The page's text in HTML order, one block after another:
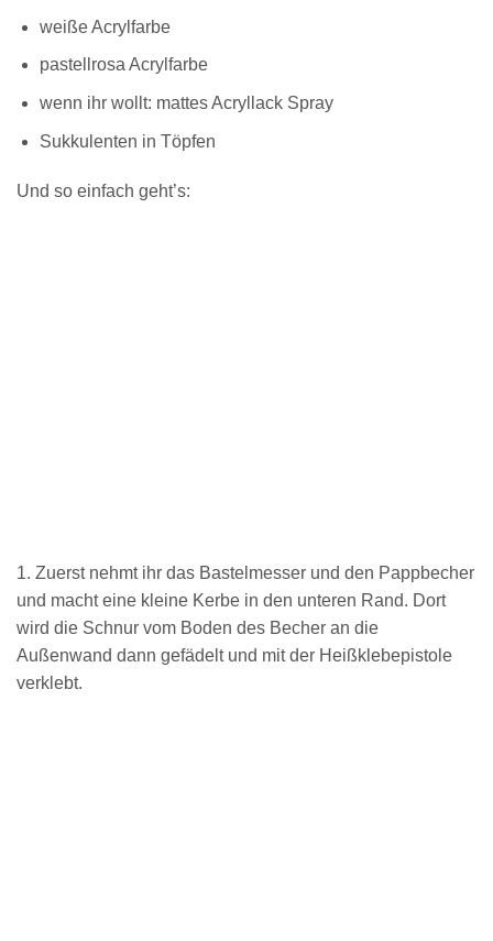
weiße Acrylfarbe
pastellrosa Acrylfarbe
wenn ihr wollt: mattes Acryllack Spray
Sukkulenten in Töpfen
Und so einfach geht’s:
1. Zuerst nehmt ihr das Bastelmesser und den Pappbecher
und macht eine kleine Kerbe in den unteren Rand. Dort
wird die Schnur vom Boden des Becher an die
Außenwand dann gefädelt und mit der Heißklebepistole
verklebt.